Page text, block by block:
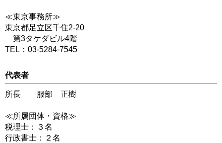
≪東京事務所≫
東京都足立区千住2-20
第3タケダビル4階
TEL：03-5284-7545
代表者
所長 服部 正樹
≪所属団体・資格≫
税理士：３名
行政書士：２名